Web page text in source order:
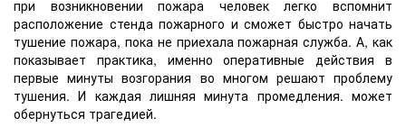
при возникновении пожара человек легко вспомнит
расположение стенда пожарного и сможет быстро начать
тушение пожара, пока не приехала пожарная служба. А, как
показывает практика, именно оперативные действия в
первые минуты возгорания во многом решают проблему
тушения. И каждая лишняя минута промедления. может
обернуться трагедией.